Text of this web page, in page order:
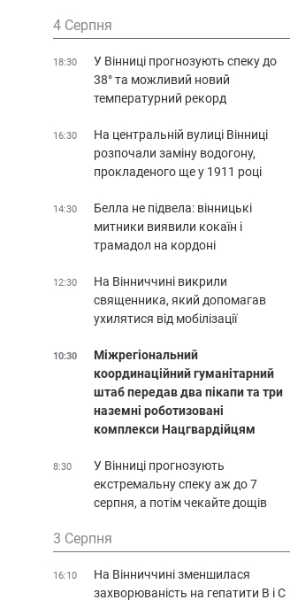
4 Серпня
18:30
У Вінниці прогнозують спеку до
38° та можливий новий
температурний рекорд
16:30
На центральній вулиці Вінниці
розпочали заміну водогону,
прокладеного ще у 1911 році
14:30
Белла не підвела: вінницькі
митники виявили кокаїн і
трамадол на кордоні
12:30
На Вінниччині викрили
священника, який допомагав
ухилятися від мобілізації
10:30
Міжрегіональний
координаційний гуманітарний
штаб передав два пікапи та три
наземні роботизовані
комплекси Нацгвардійцям
8:30
У Вінниці прогнозують
екстремальну спеку аж до 7
серпня, а потім чекайте дощів
3 Серпня
16:10
На Вінниччині зменшилася
захворюваність на гепатити В і С